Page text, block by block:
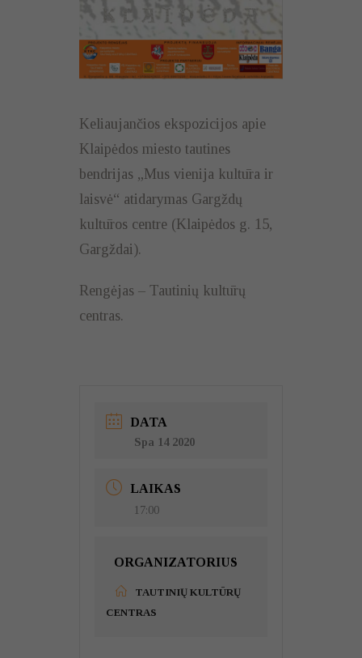
Keliaujančios ekspozicijos apie
Klaipėdos miesto tautines
bendrijas „Mus vienija kultūra ir
laisvė“ atidarymas Gargždų
kultūros centre (Klaipėdos g. 15,
Gargždai).
Rengėjas – Tautinių kultūrų
centras.
DATA
Spa 14 2020
LAIKAS
17:00
ORGANIZATORIUS
TAUTINIŲ KULTŪRŲ
CENTRAS